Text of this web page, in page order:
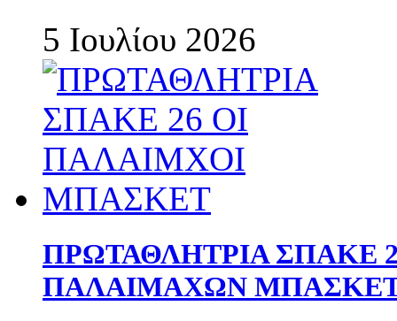
5 Ιουλίου 2026
ΠΡΩΤΑΘΛΗΤΡΙΑ ΣΠΑΚΕ
ΠΑΛΑΙΜΑΧΩΝ